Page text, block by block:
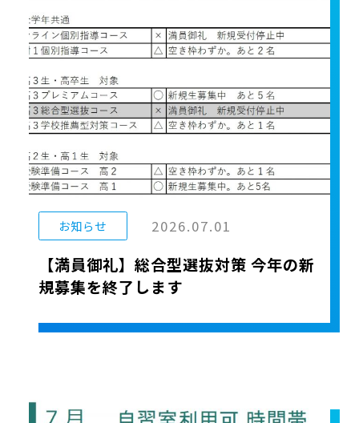
お知らせ 2026.07.01
【満員御礼】総合型選抜対策 今年の新
規募集を終了します